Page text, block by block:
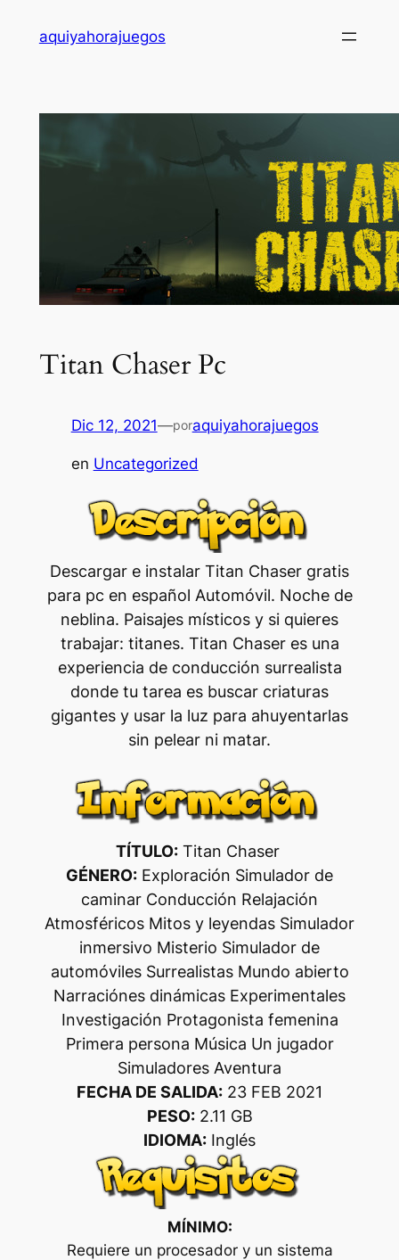
aquiyahorajuegos
Titan Chaser Pc
Dic 12, 2021—poraquiyahorajuegos
en Uncategorized
Descargar e instalar Titan Chaser gratis
para pc en español Automóvil. Noche de
neblina. Paisajes místicos y si quieres
trabajar: titanes. Titan Chaser es una
experiencia de conducción surrealista
donde tu tarea es buscar criaturas
gigantes y usar la luz para ahuyentarlas
sin pelear ni matar.
TÍTULO:Titan Chaser
GÉNERO: Exploración Simulador de
caminar Conducción Relajación
Atmosféricos Mitos y leyendas Simulador
inmersivo Misterio Simulador de
automóviles Surrealistas Mundo abierto
Narraciónes dinámicas Experimentales
Investigación Protagonista femenina
Primera persona Música Un jugador
Simuladores Aventura
FECHA DE SALIDA: 23 FEB 2021
PESO:2.11 GB
IDIOMA: Inglés
MÍNIMO:
Requiere un procesador y un sistema